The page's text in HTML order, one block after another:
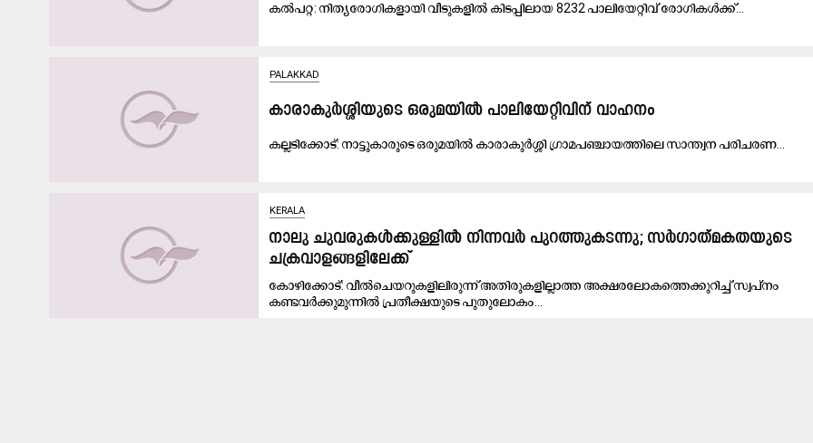
ക​ൽ​പ​റ്റ: നി​ത്യ​രോ​ഗി​ക​ളാ​യി വീ​ടു​ക​ളി​ല്‍ കി​ട​പ്പി​ലാ​യ 8232 പാ​ലി​യേ​റ്റി​വ് രോ​ഗി​ക​ള്‍ക്ക്...
PALAKKAD
കാ​രാ​കു​ർ​ശ്ശിയുടെ ഒരുമയിൽ പാലിയേറ്റിവിന്​ വാഹനം
ക​ല്ല​ടി​ക്കോ​ട്: നാ​ട്ടു​കാ​രു​ടെ ഒ​രു​മ​യി​ൽ കാ​രാ​കു​ർ​ശ്ശി ഗ്രാ​മ​പ​ഞ്ചാ​യ​ത്തി​ലെ സാ​ന്ത്വ​ന പ​രി​ച​ര​ണ...
KERALA
നാലു ചുവരുകൾക്കുള്ളിൽ നിന്നവർ പുറത്തുകടന്നു; സർഗാത്​മകതയുടെ
ചക്രവാളങ്ങളിലേക്ക്
കോഴിക്കോട്: വീൽചെയറുകളിലിരുന്ന് അതിരുകളില്ലാത്ത അക്ഷരലോകത്തെക്കുറിച്ച് സ്വപ്നം
കണ്ടവർക്കുമുന്നിൽ പ്രതീക്ഷയുടെ പുതുലോകം...